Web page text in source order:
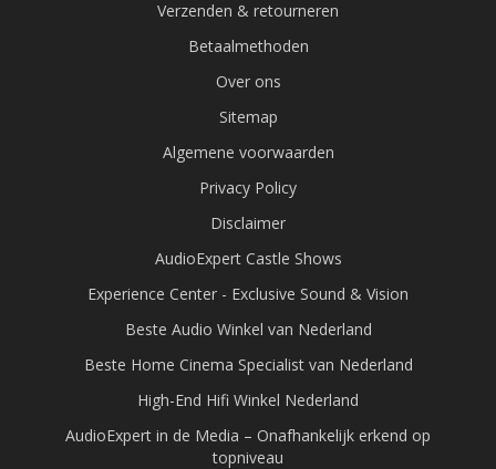
Verzenden & retourneren
Betaalmethoden
Over ons
Sitemap
Algemene voorwaarden
Privacy Policy
Disclaimer
AudioExpert Castle Shows
Experience Center - Exclusive Sound & Vision
Beste Audio Winkel van Nederland
Beste Home Cinema Specialist van Nederland
High-End Hifi Winkel Nederland
AudioExpert in de Media – Onafhankelijk erkend op
topniveau